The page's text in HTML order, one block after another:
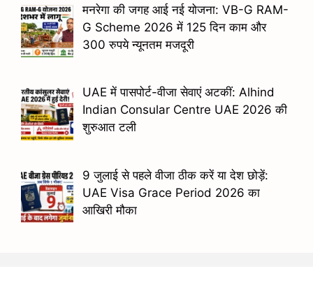
मनरेगा की जगह आई नई योजना: VB-G RAM-
G Scheme 2026 में 125 दिन काम और
300 रुपये न्यूनतम मजदूरी
UAE में पासपोर्ट-वीजा सेवाएं अटकीं: Alhind
Indian Consular Centre UAE 2026 की
शुरुआत टली
9 जुलाई से पहले वीजा ठीक करें या देश छोड़ें:
UAE Visa Grace Period 2026 का
आखिरी मौका